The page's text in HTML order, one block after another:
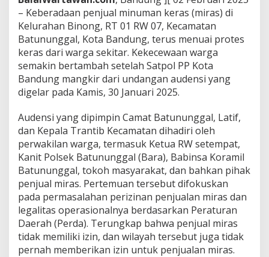
d
a
n
g
T
a
i
T
k
H
d
i
r
i
A
u
d
e
n
s
– Keberadaan penjual minuman keras (miras) di
Kelurahan Binong, RT 01 RW 07, Kecamatan
Batununggal, Kota Bandung, terus menuai protes
keras dari warga sekitar. Kekecewaan warga
semakin bertambah setelah Satpol PP Kota
Bandung mangkir dari undangan audensi yang
digelar pada Kamis, 30 Januari 2025.
Audensi yang dipimpin Camat Batununggal, Latif,
dan Kepala Trantib Kecamatan dihadiri oleh
perwakilan warga, termasuk Ketua RW setempat,
Kanit Polsek Batununggal (Bara), Babinsa Koramil
Batununggal, tokoh masyarakat, dan bahkan pihak
penjual miras. Pertemuan tersebut difokuskan
pada permasalahan perizinan penjualan miras dan
legalitas operasionalnya berdasarkan Peraturan
Daerah (Perda). Terungkap bahwa penjual miras
tidak memiliki izin, dan wilayah tersebut juga tidak
pernah memberikan izin untuk penjualan miras.